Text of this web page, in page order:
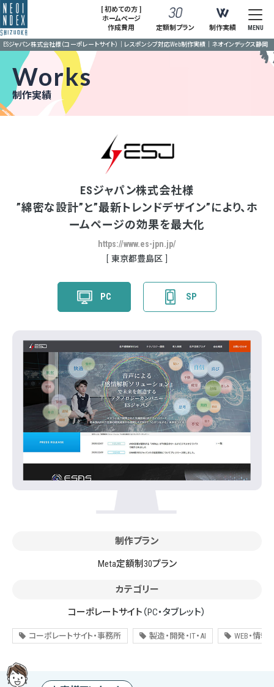
[ 初めての方 ]
ホームページ
作成費用
定額制プラン 制作実績 MENU
ESジャパン株式会社様（コーポレートサイト）｜レスポンシブ対応Web制作実績｜ネオインデックス静岡
Works
制作実績
ESジャパン株式会社様
”綿密な設計”と”最新トレンドデザイン”により、ホ
ームページの効果を最大化
https://www.es-jpn.jp/
東京都豊島区
PC SP
制作プラン
Meta定額制30プラン
カテゴリー
コーポレートサイト （PC・タブレット）
コーポレートサイト・事務所 製造・開発・IT・AI WEB・情報